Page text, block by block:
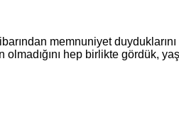
memnuniyet
hep birlikte gördük,